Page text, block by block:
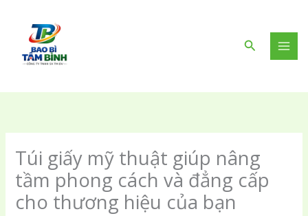
dung
Tìm
kiếm
Túi giấy mỹ thuật giúp nâng
tầm phong cách và đẳng cấp
cho thương hiệu của bạn